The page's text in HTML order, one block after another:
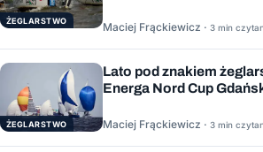
ŻEGLARSTWO Maciej Frąckiewicz · 3 min
ŻEGLARSTWO
Lato pod znakiem
Energa Nord Cup
Maciej Frąckiewicz · 3 min